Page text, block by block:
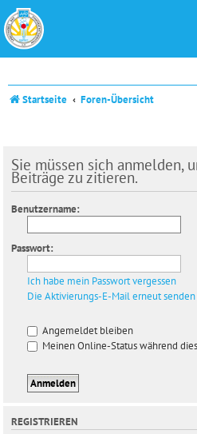
Startseite Foren-Übersicht
Sie müssen sich anmelden,
Beiträge zu zitieren.
Benutzername:
Passwort:
Ich habe mein Passwort vergessen
Die Aktivierungs-E-Mail erneut senden
Angemeldet bleiben
Meinen Online-Status während
REGISTRIEREN